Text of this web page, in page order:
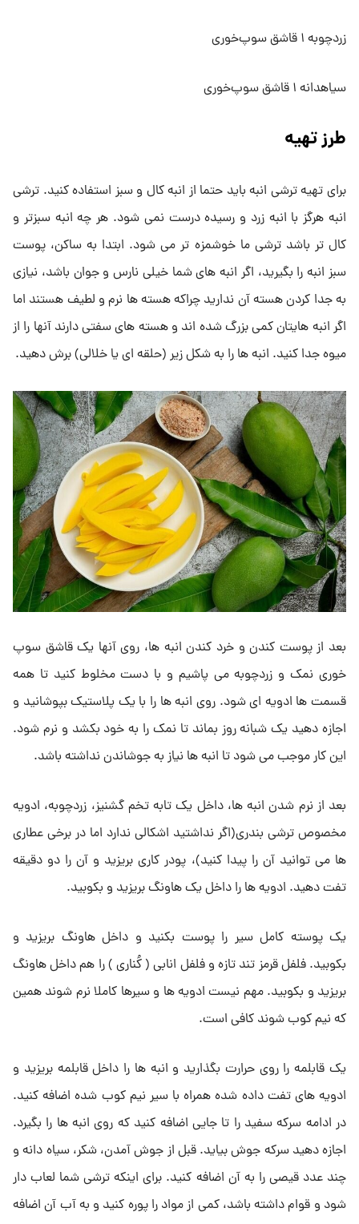
زردچوبه ۱ قاشق سوپ‌خوری
سیاهدانه ۱ قاشق سوپ‌خوری
طرز تهیه
برای تهیه ترشی انبه باید حتما از انبه کال و سبز استفاده کنید. ترشی
انبه هرگز با انبه زرد و رسیده درست نمی شود. هر چه انبه سبزتر و
کال تر باشد ترشی ما خوشمزه تر می شود. ابتدا به ساکن، پوست
سبز انبه را بگیرید، اگر انبه های شما خیلی نارس و جوان باشد، نیازی
به جدا کردن هسته آن ندارید چراکه هسته ها نرم و لطیف هستند اما
اگر انبه هایتان کمی بزرگ شده اند و هسته های سفتی دارند آنها را از
میوه جدا کنید. انبه ها را به شکل زیر (حلقه ای یا خلالی) برش دهید.
بعد از پوست کندن و خرد کندن انبه ها، روی آنها یک قاشق سوپ
خوری نمک و زردچوبه می پاشیم و با دست مخلوط کنید تا همه
قسمت ها ادویه ای شود. روی انبه ها را با یک پلاستیک بپوشانید و
اجازه دهید یک شبانه روز بماند تا نمک را به خود بکشد و نرم شود.
این کار موجب می شود تا انبه ها نیاز به جوشاندن نداشته باشد.
بعد از نرم شدن انبه ها، داخل یک تابه تخم گشنیز، زردچوبه، ادویه
مخصوص ترشی بندری(اگر نداشتید اشکالی ندارد اما در برخی عطاری
ها می توانید آن را پیدا کنید)، پودر کاری بریزید و آن را دو دقیقه
تفت دهید. ادویه ها را داخل یک هاونگ بریزید و بکوبید.
یک پوسته کامل سیر را پوست بکنید و داخل هاونگ بریزید و
بکوبید. فلفل قرمز تند تازه و فلفل انابی ( کُناری ) را هم داخل هاونگ
بریزید و بکوبید. مهم نیست ادویه ها و سیرها کاملا نرم شوند همین
که نیم کوب شوند کافی است.
یک قابلمه را روی حرارت بگذارید و انبه ها را داخل قابلمه بریزید و
ادویه های تفت داده شده همراه با سیر نیم کوب شده اضافه کنید.
در ادامه سرکه سفید را تا جایی اضافه کنید که روی انبه ها را بگیرد.
اجازه دهید سرکه جوش بیاید. قبل از جوش آمدن، شکر، سیاه دانه و
چند عدد قیصی را به آن اضافه کنید. برای اینکه ترشی شما لعاب دار
شود و قوام داشته باشد، کمی از مواد را پوره کنید و به آب آن اضافه